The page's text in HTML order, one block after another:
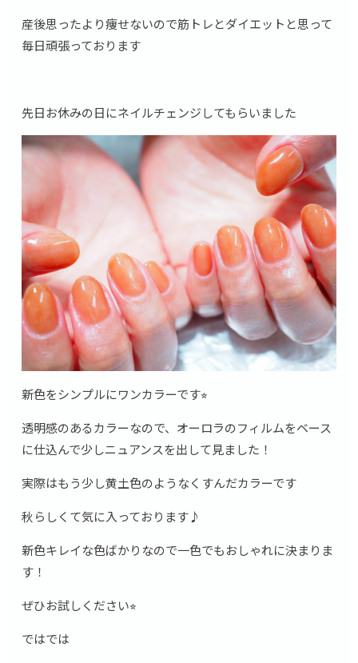
産後思ったより痩せないので筋トレとダイエットと思って
毎日頑張っております
先日お休みの日にネイルチェンジしてもらいました
新色をシンプルにワンカラーです⭐︎
透明感のあるカラーなので、オーロラのフィルムをベース
に仕込んで少しニュアンスを出して見ました！
実際はもう少し黄土色のようなくすんだカラーです
秋らしくて気に入っております♪
新色キレイな色ばかりなので一色でもおしゃれに決まりま
す！
ぜひお試しください⭐︎
ではでは